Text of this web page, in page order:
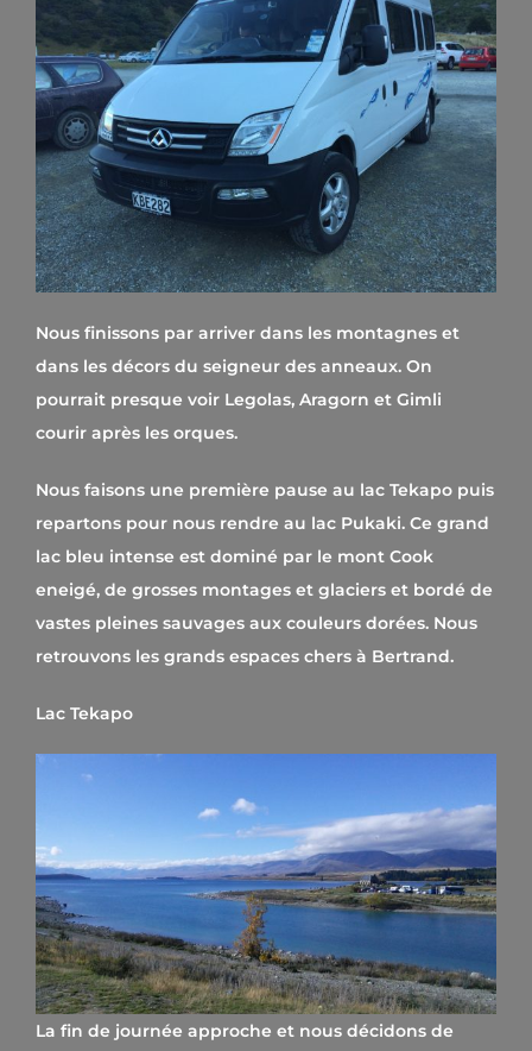
Nous finissons par arriver dans les montagnes et
dans les décors du seigneur des anneaux. On
pourrait presque voir Legolas, Aragorn et Gimli
courir après les orques.
Nous faisons une première pause au lac Tekapo puis
repartons pour nous rendre au lac Pukaki. Ce grand
lac bleu intense est dominé par le mont Cook
eneigé, de grosses montages et glaciers et bordé de
vastes pleines sauvages aux couleurs dorées. Nous
retrouvons les grands espaces chers à Bertrand.
Lac Tekapo
La fin de journée approche et nous décidons de